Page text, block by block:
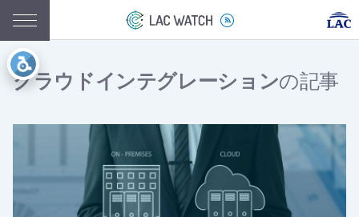
クラウドインテグレーションの記事